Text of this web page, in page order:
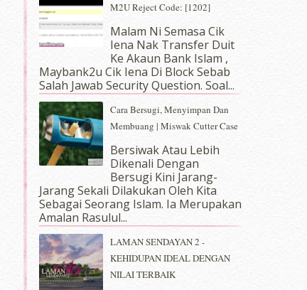
M2U Reject Code: [1202]
Malam Ni Semasa Cik
Iena Nak Transfer Duit
Ke Akaun Bank Islam ,
Maybank2u Cik Iena Di Block Sebab
Salah Jawab Security Question. Soal...
Cara Bersugi, Menyimpan Dan
Membuang | Miswak Cutter Case
Bersiwak Atau Lebih
Dikenali Dengan
Bersugi Kini Jarang-
Jarang Sekali Dilakukan Oleh Kita
Sebagai Seorang Islam. Ia Merupakan
Amalan Rasulul...
LAMAN SENDAYAN 2 -
KEHIDUPAN IDEAL DENGAN
NILAI TERBAIK